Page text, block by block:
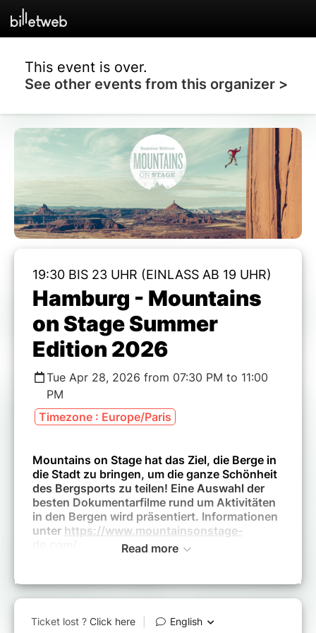
This event is over.
See other events from this organizer >
19:30 BIS 23 UHR (EINLASS AB 19 UHR)
Hamburg - Mountains
on Stage Summer
Edition 2026
Tue Apr 28, 2026 from 07:30 PM to 11:00
PM
Timezone : Europe/Paris
Mountains on Stage hat das Ziel, die Berge in
die Stadt zu bringen, um die ganze Schönheit
des Bergsports zu teilen! Eine Auswahl der
besten Dokumentarfilme rund um Aktivitäten
in den Bergen wird präsentiert. Informationen
unter https://www.mountainsonstage-
gezeigt und sind vollständig auf Deutsch
untertitelt.
Read more